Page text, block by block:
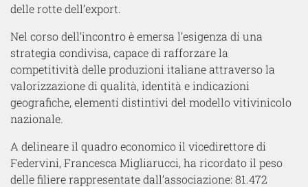
delle rotte dell’export.
Nel corso dell’incontro è emersa l’esigenza di una
strategia condivisa, capace di rafforzare la
competitività delle produzioni italiane attraverso la
valorizzazione di qualità, identità e indicazioni
geografiche, elementi distintivi del modello vitivinicolo
nazionale.
A delineare il quadro economico il vicedirettore di
Federvini, Francesca Migliarucci, ha ricordato il peso
delle filiere rappresentate dall’associazione: 81.472